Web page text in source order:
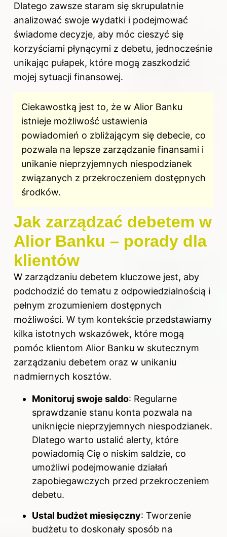
Dlatego zawsze staram się skrupulatnie
analizować swoje wydatki i podejmować
świadome decyzje, aby móc cieszyć się
korzyściami płynącymi z debetu, jednocześnie
unikając pułapek, które mogą zaszkodzić
mojej sytuacji finansowej.
Ciekawostką jest to, że w Alior Banku
istnieje możliwość ustawienia
powiadomień o zbliżającym się debecie, co
pozwala na lepsze zarządzanie finansami i
unikanie nieprzyjemnych niespodzianek
związanych z przekroczeniem dostępnych
środków.
Jak zarządzać debetem w
Alior Banku – porady dla
klientów
W zarządzaniu debetem kluczowe jest, aby
podchodzić do tematu z odpowiedzialnością i
pełnym zrozumieniem dostępnych
możliwości. W tym kontekście przedstawiamy
kilka istotnych wskazówek, które mogą
pomóc klientom Alior Banku w skutecznym
zarządzaniu debetem oraz w unikaniu
nadmiernych kosztów.
Monitoruj swoje saldo: Regularne
sprawdzanie stanu konta pozwala na
uniknięcie nieprzyjemnych niespodzianek.
Dlatego warto ustalić alerty, które
powiadomią Cię o niskim saldzie, co
umożliwi podejmowanie działań
zapobiegawczych przed przekroczeniem
debetu.
Ustal budżet miesięczny: Tworzenie
budżetu to doskonały sposób na